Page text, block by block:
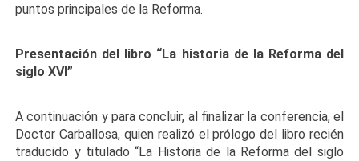
puntos principales de la Reforma.
Presentación del libro “La historia de la Reforma del
siglo XVI”
A continuación y para concluir, al finalizar la conferencia, el
Doctor Carballosa, quien realizó el prólogo del libro recién
traducido y titulado “La Historia de la Reforma del siglo